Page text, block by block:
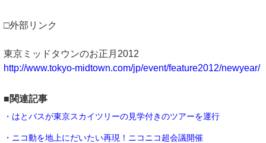
□外部リンク
東京ミッドタウンのお正月2012
http://www.tokyo-midtown.com/jp/event/feature2012/newyear/
■関連記事
・はとバスが東京スカイツリーの見学付きのツアーを運行
・ニコ動を地上にだいたい再現！ニコニコ超会議開催